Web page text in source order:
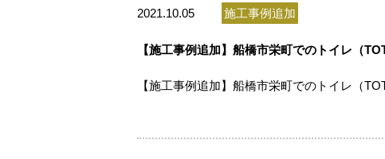
2021.10.05 施工事例追加
【施工事例追加】船橋市栄町でのトイレ（
【施工事例追加】船橋市栄町でのトイレ（